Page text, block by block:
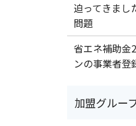
迫ってきまし
問題
省エネ補助金
ンの事業者登
加盟グルー